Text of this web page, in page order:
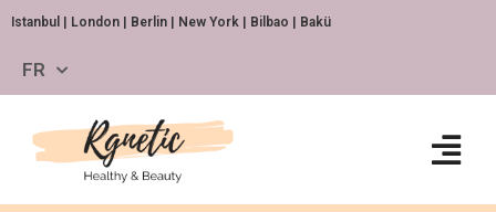
Istanbul | London | Berlin | New York | Bilbao | Bakü
FR